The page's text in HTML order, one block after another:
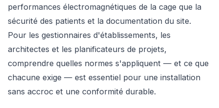
performances électromagnétiques de la cage que la
sécurité des patients et la documentation du site.
Pour les gestionnaires d'établissements, les
architectes et les planificateurs de projets,
comprendre quelles normes s'appliquent — et ce que
chacune exige — est essentiel pour une installation
sans accroc et une conformité durable.